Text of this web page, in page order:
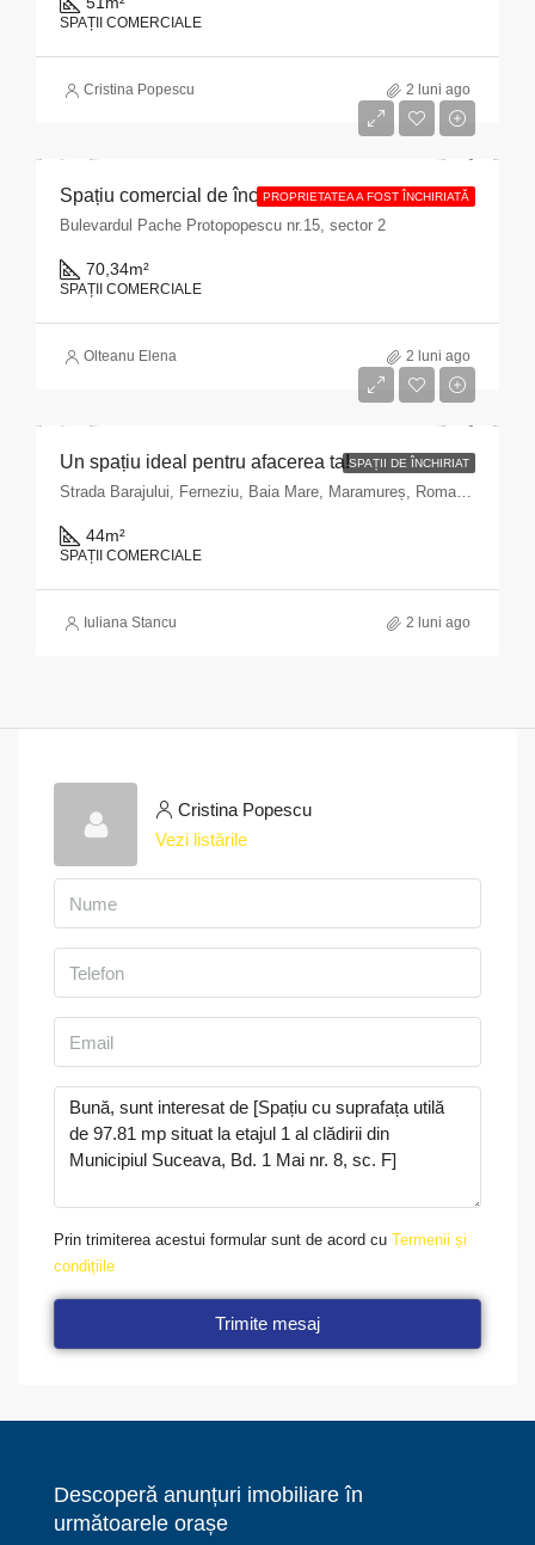
SPAȚII COMERCIALE
Cristina Popescu 2 luni ago
PROPRIETATEA A FOST ÎNCHIRIATĂ
Spațiu comercial de închiriat cu suprafața de 70,34 mp situat în Municipiul București, Bulevardul Pache Protopopescu, nr. 15, sector 2
Bulevardul Pache Protopopescu nr.15, sector 2
70,34m²
SPAȚII COMERCIALE
Olteanu Elena 2 luni ago
SPAȚII DE ÎNCHIRIAT
Un spațiu ideal pentru afacerea ta!
Strada Barajului, Ferneziu, Baia Mare, Maramureș, Romania
44m²
SPAȚII COMERCIALE
Iuliana Stancu 2 luni ago
Cristina Popescu
Vezi listările
Prin trimiterea acestui formular sunt de acord cu Termenii și
condițiile
Trimite mesaj
Descoperă anunțuri imobiliare în
următoarele orașe